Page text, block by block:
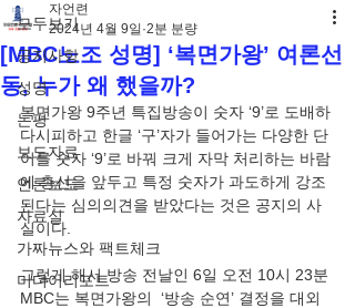
모두보기
공지사항
성명
논평
보도자료
언론보도
자료실
가짜뉴스와 팩트체크
미디어리포트
[MBC노조 성명] ‘복면가왕’ 여론선
동, 누가 왜 했을까?
자언련
2024년 4월 9일 2분 분량
복면가왕 9주년 특집방송이 숫자 ‘9’로 도배하
다시피하고 한글 ‘구’자가 들어가는 다양한 단
어를 숫자 ‘9’로 바꿔 크게 자막 처리하는 바람
에 총선을 앞두고 특정 숫자가 과도하게 강조
된다는 심의의견을 받았다는 것은 공지의 사
실이다.
그렇게 해서 방송 전날인 6일 오전 10시 23분
MBC는 복면가왕의  ‘방송 순연’ 결정을 대외